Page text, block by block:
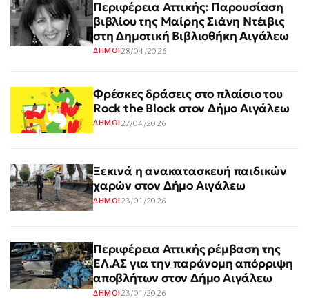
Περιφέρεια Αττικής: Παρουσίαση
βιβλίου της Μαίρης Σιάνη Ντέιβις
στη Δημοτική Βιβλιοθήκη Αιγάλεω
ΔΗΜΟΙ28/04/2026
Φρέσκες δράσεις στο πλαίσιο του
Rock the Block στον Δήμο Αιγάλεω
ΔΗΜΟΙ27/04/2026
Ξεκινά η ανακατασκευή παιδικών
χαρών στον Δήμο Αιγάλεω
ΔΗΜΟΙ 23/01/2026
Περιφέρεια Αττικής ρέμβαση της
ΕΛ.ΑΣ για την παράνομη απόρριψη
αποβλήτων στον Δήμο Αιγάλεω
ΔΗΜΟΙ 23/01/2026